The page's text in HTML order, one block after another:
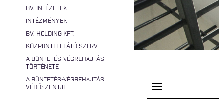
BV. INTÉZETEK
INTÉZMÉNYEK
BV. HOLDING KFT.
KÖZPONTI ELLÁTÓ SZERV
A BÜNTETÉS-VÉGREHAJTÁS
TÖRTÉNETE
A BÜNTETÉS-VÉGREHAJTÁS
VÉDŐSZENTJE
P